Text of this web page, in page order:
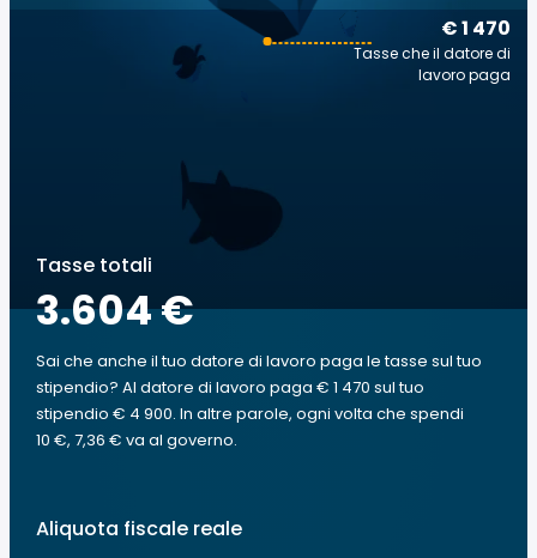
€ 1 470
Tasse che il datore di
lavoro paga
Tasse totali
3.604 €
Sai che anche il tuo datore di lavoro paga le tasse sul tuo
stipendio? Al datore di lavoro paga € 1 470 sul tuo
stipendio € 4 900. In altre parole, ogni volta che spendi
10 €, 7,36 € va al governo.
Aliquota fiscale reale